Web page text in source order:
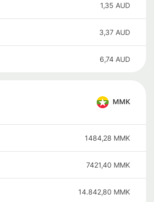
1,35 AUD
3,37 AUD
6,74 AUD
MMK
1484,28 MMK
7421,40 MMK
14.842,80 MMK